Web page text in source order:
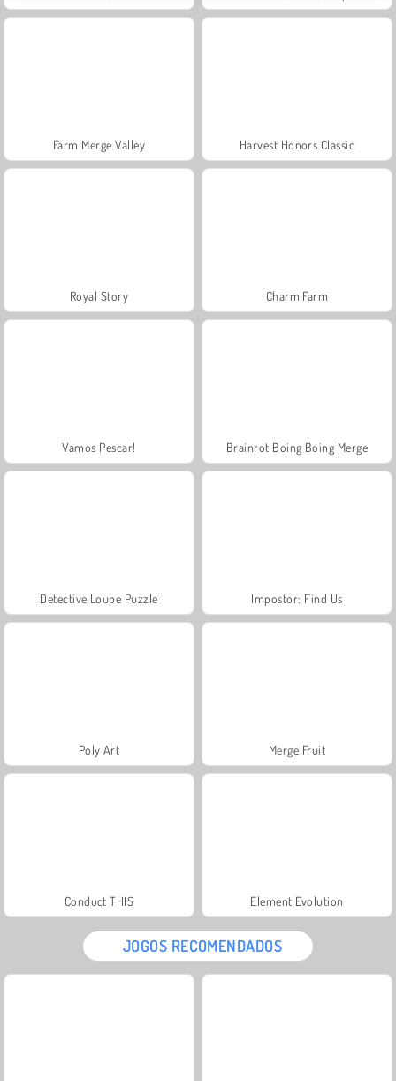
Farm Merge Valley Harvest Honors Classic
Royal Story Charm Farm
Vamos Pescar! Brainrot Boing Boing Merge
Detective Loupe Puzzle Impostor: Find Us
Poly Art Merge Fruit
Conduct THIS Element Evolution
JOGOS RECOMENDADOS